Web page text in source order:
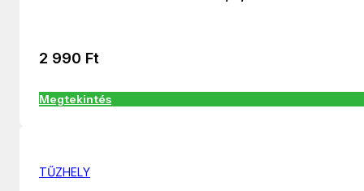
2 990 Ft
Megtekintés
TŰZHELY